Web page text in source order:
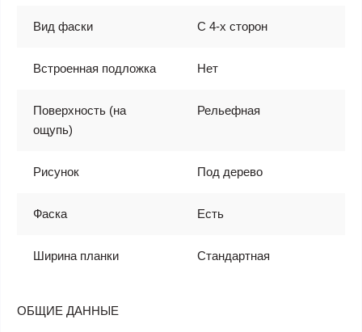
Вид фаски С 4-х сторон
Встроенная подложка Нет
Поверхность (на
ощупь)
Рельефная
Рисунок Под дерево
Фаска Есть
Ширина планки Стандартная
ОБЩИЕ ДАННЫЕ